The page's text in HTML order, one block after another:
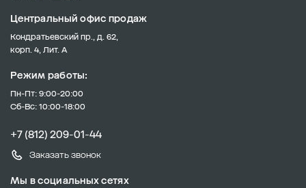
Центральный офис продаж
Кондратьевский пр., д. 62,
корп. 4, Лит. А
Режим работы:
Пн-Пт: 9:00-20:00
Сб-Вс: 10:00-18:00
+7 (812) 209-01-44
Заказать звонок
Мы в социальных сетях